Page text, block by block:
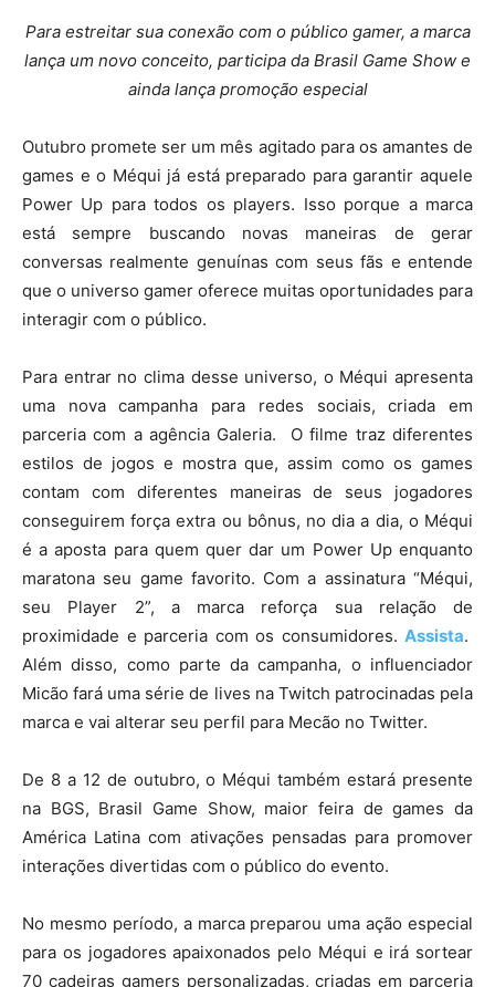
Para estreitar sua conexão com o público gamer, a marca
lança um novo conceito, participa da Brasil Game Show e
ainda lança promoção especial
Outubro promete ser um mês agitado para os amantes de
games e o Méqui já está preparado para garantir aquele
Power Up para todos os players. Isso porque a marca
está sempre buscando novas maneiras de gerar
conversas realmente genuínas com seus fãs e entende
que o universo gamer oferece muitas oportunidades para
interagir com o público.
Para entrar no clima desse universo, o Méqui apresenta
uma nova campanha para redes sociais, criada em
parceria com a agência Galeria. O filme traz diferentes
estilos de jogos e mostra que, assim como os games
contam com diferentes maneiras de seus jogadores
conseguirem força extra ou bônus, no dia a dia, o Méqui
é a aposta para quem quer dar um Power Up enquanto
maratona seu game favorito. Com a assinatura “Méqui,
seu Player 2”, a marca reforça sua relação de
proximidade e parceria com os consumidores. Assista.
Além disso, como parte da campanha, o influenciador
Micão fará uma série de lives na Twitch patrocinadas pela
marca e vai alterar seu perfil para Mecão no Twitter.
De 8 a 12 de outubro, o Méqui também estará presente
na BGS, Brasil Game Show, maior feira de games da
América Latina com ativações pensadas para promover
interações divertidas com o público do evento.
No mesmo período, a marca preparou uma ação especial
para os jogadores apaixonados pelo Méqui e irá sortear
70 cadeiras gamers personalizadas, criadas em parceria